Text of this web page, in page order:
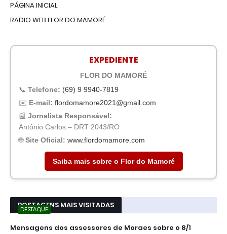
PÁGINA INICIAL
RADIO WEB FLOR DO MAMORÉ
EXPEDIENTE
FLOR DO MAMORÉ
📞 Telefone: (69) 9 9940-7819
✉️ E-mail: flordomamore2021@gmail.com
📰 Jornalista Responsável:
Antônio Carlos – DRT 2043/RO
🌐Site Oficial: www.flordomamore.com
Saiba mais sobre o Flor do Mamoré
POSTAGENS MAIS VISITADAS
DESTAQUE
Mensagens dos assessores de Moraes sobre o 8/1